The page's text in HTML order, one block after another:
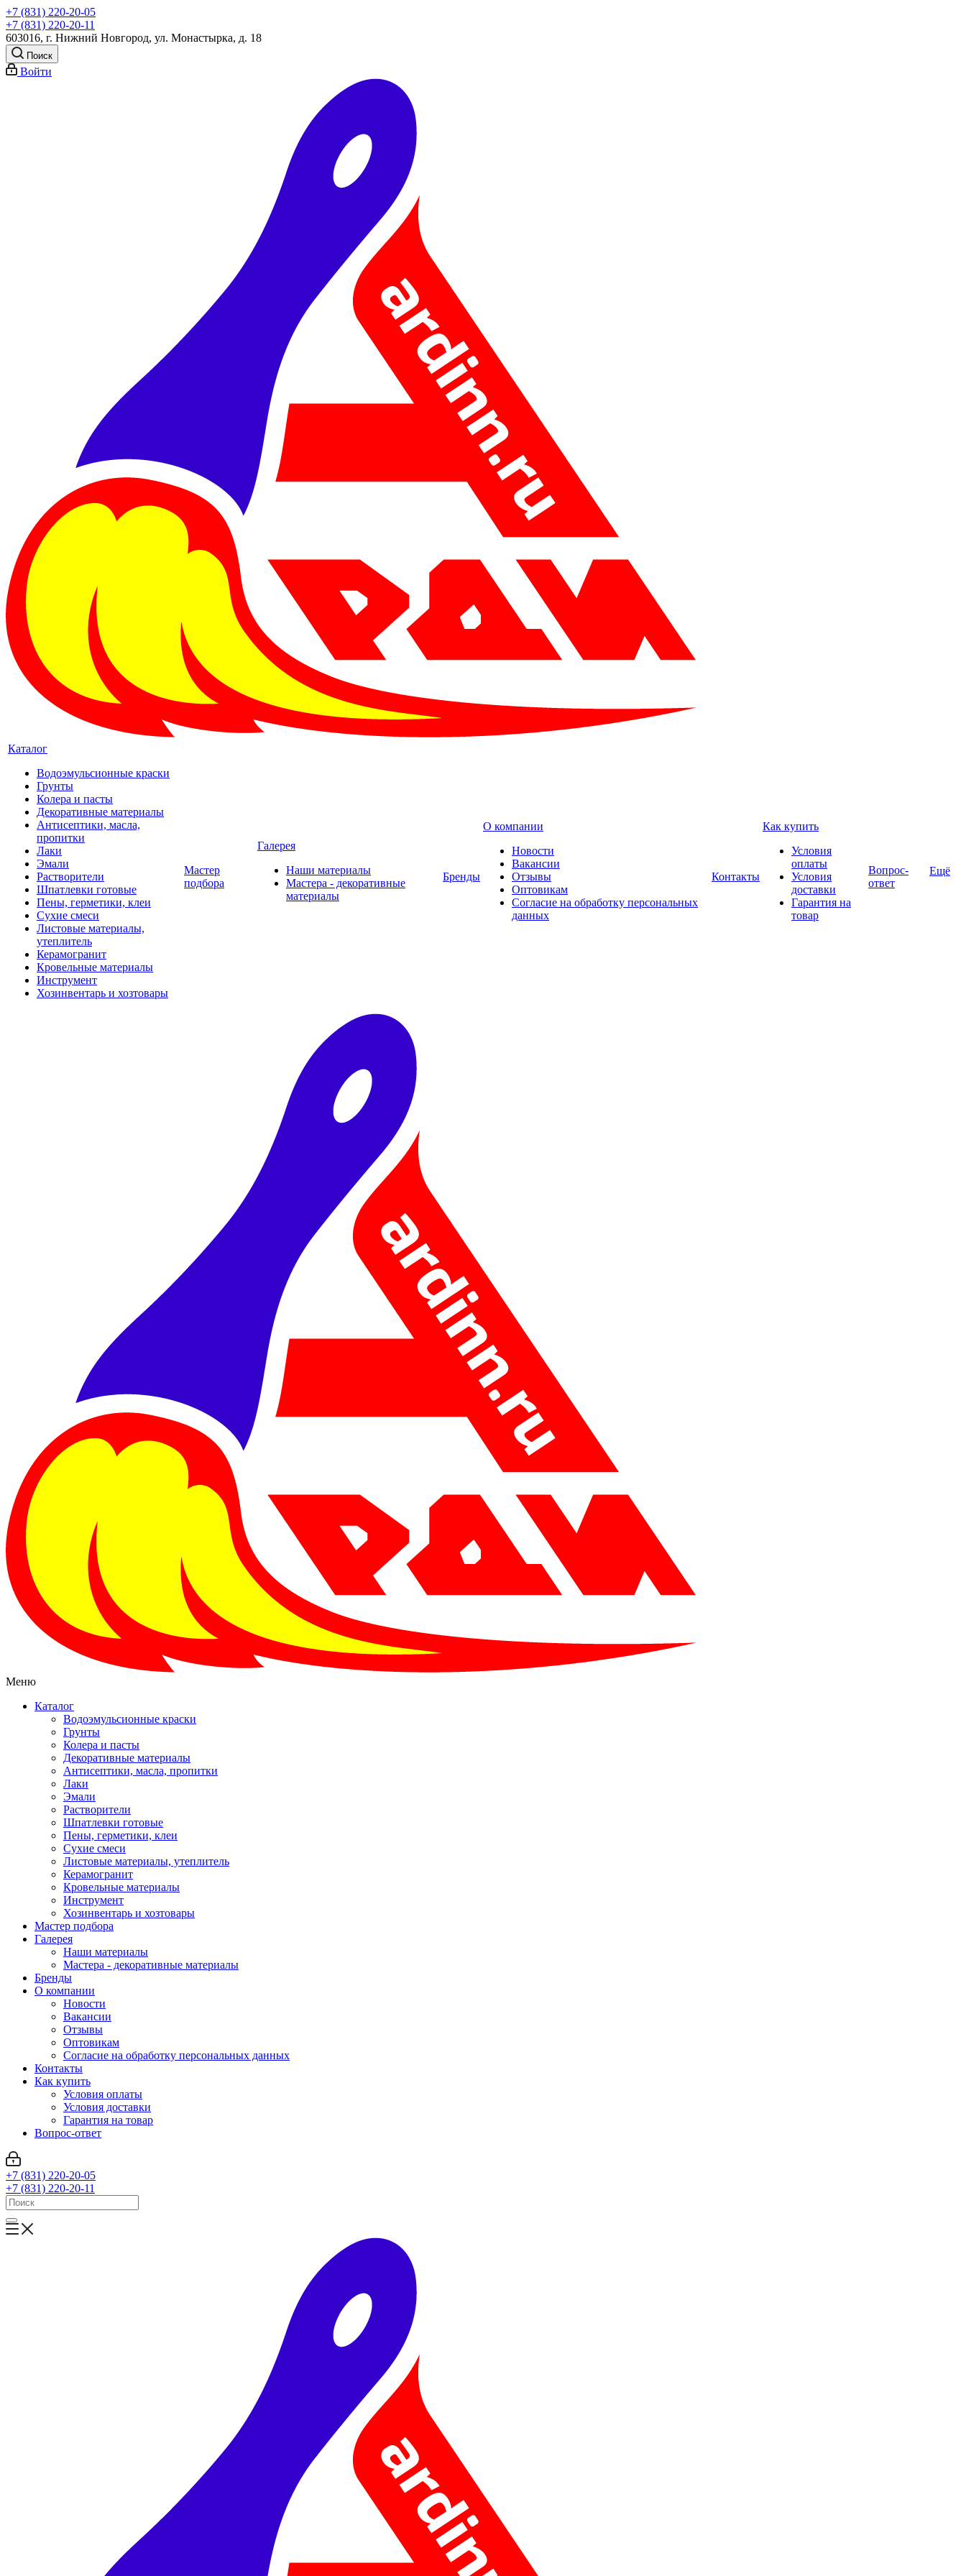
+7 (831) 220-20-05
+7 (831) 220-20-11
603016, г. Нижний Новгород, ул. Монастырка, д. 18
Поиск
Войти
Каталог
Водоэмульсионные краски
Грунты
Колера и пасты
Декоративные материалы
Антисептики, масла,
пропитки
Лаки
Эмали
Растворители
Шпатлевки готовые
Пены, герметики, клеи
Сухие смеси
Листовые материалы,
утеплитель
Керамогранит
Кровельные материалы
Инструмент
Хозинвентарь и хозтовары
Мастер
подбора
Галерея
Наши материалы
Мастера - декоративные
материалы
Бренды
О компании
Новости
Вакансии
Отзывы
Оптовикам
Cогласие на обработку персональных
данных
Контакты
Как купить
Условия
оплаты
Условия
доставки
Гарантия на
товар
Вопрос-
ответ
Ещё
Меню
Каталог
Водоэмульсионные краски
Грунты
Колера и пасты
Декоративные материалы
Антисептики, масла, пропитки
Лаки
Эмали
Растворители
Шпатлевки готовые
Пены, герметики, клеи
Сухие смеси
Листовые материалы, утеплитель
Керамогранит
Кровельные материалы
Инструмент
Хозинвентарь и хозтовары
Мастер подбора
Галерея
Наши материалы
Мастера - декоративные материалы
Бренды
О компании
Новости
Вакансии
Отзывы
Оптовикам
Cогласие на обработку персональных данных
Контакты
Как купить
Условия оплаты
Условия доставки
Гарантия на товар
Вопрос-ответ
+7 (831) 220-20-05
+7 (831) 220-20-11